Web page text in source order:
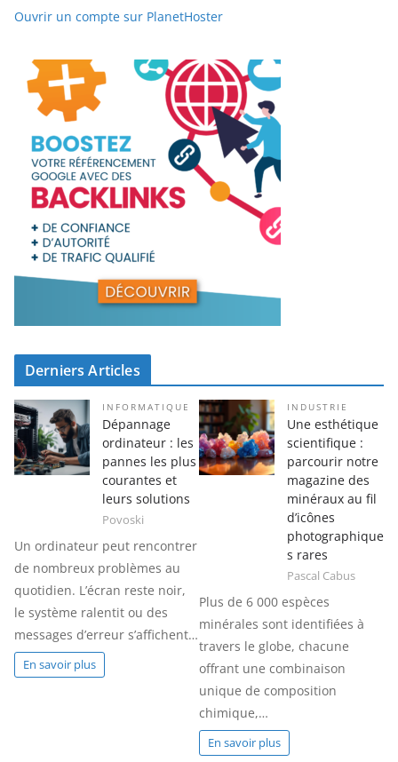
Ouvrir un compte sur PlanetHoster
Derniers Articles
INFORMATIQUE
Dépannage
ordinateur : les
pannes les plus
courantes et
leurs solutions
Povoski
Un ordinateur peut rencontrer
de nombreux problèmes au
quotidien. L’écran reste noir,
le système ralentit ou des
messages d’erreur s’affichent…
En savoir plus
INDUSTRIE
Une esthétique
scientifique :
parcourir notre
magazine des
minéraux au fil
d’icônes
photographique
s rares
Pascal Cabus
Plus de 6 000 espèces
minérales sont identifiées à
travers le globe, chacune
offrant une combinaison
unique de composition
chimique,…
En savoir plus